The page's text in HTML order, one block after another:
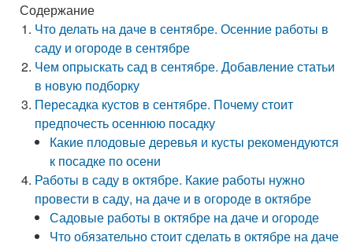
Содержание
Что делать на даче в сентябре. Осенние работы в
саду и огороде в сентябре
Чем опрыскать сад в сентябре. Добавление статьи
в новую подборку
Пересадка кустов в сентябре. Почему стоит
предпочесть осеннюю посадку
Какие плодовые деревья и кусты рекомендуются
к посадке по осени
Работы в саду в октябре. Какие работы нужно
провести в саду, на даче и в огороде в октябре
Садовые работы в октябре на даче и огороде
Что обязательно стоит сделать в октябре на даче